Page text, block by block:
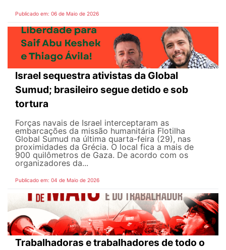
Publicado em: 06 de Maio de 2026
Israel sequestra ativistas da Global
Sumud; brasileiro segue detido e sob
tortura
Forças navais de Israel interceptaram as
embarcações da missão humanitária Flotilha
Global Sumud na última quarta-feira (29), nas
proximidades da Grécia. O local fica a mais de
900 quilômetros de Gaza. De acordo com os
organizadores da...
Publicado em: 04 de Maio de 2026
Trabalhadoras e trabalhadores de todo o